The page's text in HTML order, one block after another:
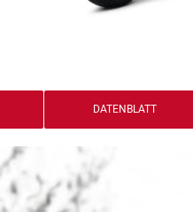
DATENBLATT